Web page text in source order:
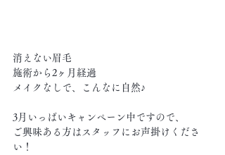
消えない眉毛
施術から2ヶ月経過
メイクなしで、こんなに自然♪
3月いっぱいキャンペーン中ですので、
ご興味ある方はスタッフにお声掛けくださ
い！